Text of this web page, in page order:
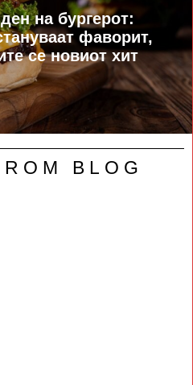
на бургерот:
фаворит,
се новиот хит
BLOG